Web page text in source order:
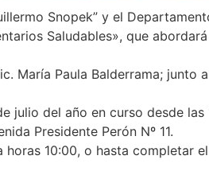
Snopek” y el
Saludables», que
María Paula Balderrama; junto
del año en curso desde las
Presidente Perón Nº 11.
10:00, o hasta completar